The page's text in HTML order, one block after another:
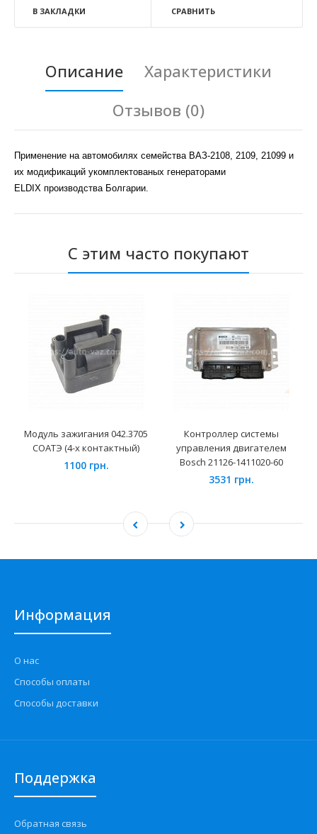
В ЗАКЛАДКИ СРАВНИТЬ
Описание
Характеристики
Отзывов (0)
Применение на автомобилях семейства ВАЗ-2108, 2109, 21099 и
их модификаций укомплектованых генераторами
ELDIX производства Болгарии.
С этим часто покупают
Модуль зажигания 042.3705
СОАТЭ (4-х контактный)
1100 грн.
Контроллер системы
управления двигателем
Bosch 21126-1411020-60
3531 грн.
Информация
О нас
Способы оплаты
Способы доставки
Поддержка
Обратная связь